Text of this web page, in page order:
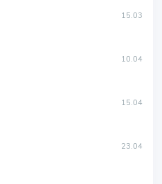
15.03
10.04
15.04
23.04